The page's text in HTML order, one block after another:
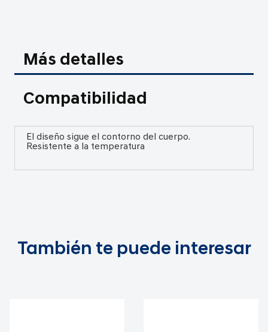
Más detalles
Compatibilidad
El diseño sigue el contorno del cuerpo.
Resistente a la temperatura
También te puede interesar